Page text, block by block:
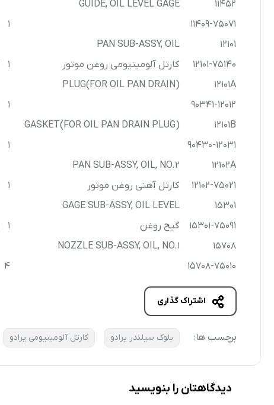
11452
GUIDE, OIL LEVEL GAGE
11409-75071
1
12101
PAN SUB-ASSY, OIL
12101-75140
کارتل آلومینیومی روغن موتور 1
12101A
PLUG(FOR OIL PAN DRAIN)
90341-12012
1
12101B
GASKET(FOR OIL PAN DRAIN PLUG)
90430-12031
1
12102A
PAN SUB-ASSY, OIL, NO.2
12102-75021
کارتل آهنی روغن موتور 1
15301
GAGE SUB-ASSY, OIL LEVEL
15301-75091
گیج روغن 1
15708
NOZZLE SUB-ASSY, OIL, NO.1
15708-75010
4
اشتراک گذاری
برچسب ها: بلوک سیلندر پرادو کارتل آلومینیومی پرادو
دیدگاهتان را بنویسید